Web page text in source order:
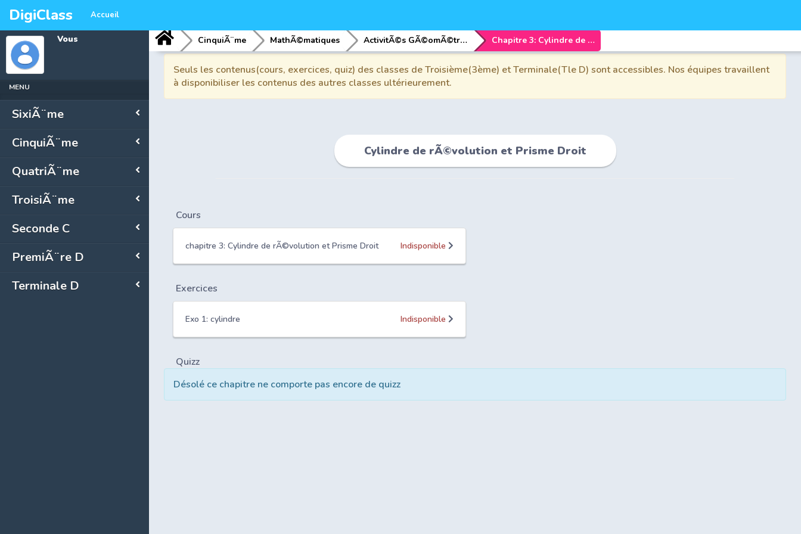
DigiClass Accueil
Vous
MENU
SixiÃ¨me
CinquiÃ¨me
QuatriÃ¨me
TroisiÃ¨me
Seconde C
PremiÃ¨re D
Terminale D
CinquiÃ¨me MathÃ©matiques ActivitÃ©s GÃ©omÃ©triques Chapitre 3: Cylindre de rÃ©volution et Prisme Droit
Seuls les contenus(cours, exercices, quiz) des classes de Troisième(3ème) et Terminale(Tle D) sont accessibles. Nos équipes travaillent
à disponibiliser les contenus des autres classes ultérieurement.
Cylindre de rÃ©volution et Prisme Droit
Cours
chapitre 3: Cylindre de rÃ©volution et Prisme Droit Indisponible
Exercices
Exo 1: cylindre Indisponible
Quizz
Désolé ce chapitre ne comporte pas encore de quizz